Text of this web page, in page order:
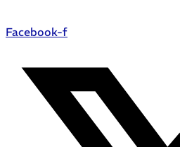
Facebook-f